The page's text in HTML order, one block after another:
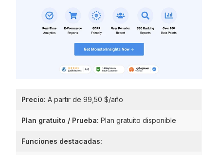
Precio: A partir de 99,50 $/año
Plan gratuito / Prueba: Plan gratuito disponible
Funciones destacadas: